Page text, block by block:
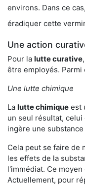
environs. Dans ce
éradiquer cette
Une action
Pour la lutte curative
être employés. Parmi
Une lutte chimique
La lutte chimique est
un seul résultat,
ingère une
Cela peut se faire de
les effets de la
l'immédiat. Ce
Actuellement, pour